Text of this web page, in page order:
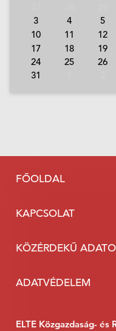
3
4 5
10
11 12
17
18 19
24
25 26
31
FŐOLDAL
KAPCSOLAT
KÖZÉRDEKŰ
ADATVÉDELEM
ELTE Közgazdaság- és